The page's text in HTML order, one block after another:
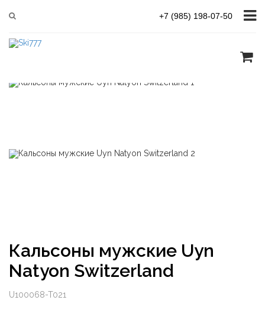
+7 (985) 198-07-50
Кальсоны мужские Uyn
Natyon Switzerland
U100068-T021